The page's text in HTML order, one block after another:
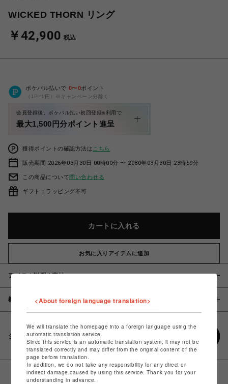
WICKED THORN リング
￥42,900 税込
ポケパル払いで 0〜0ポイント
（1P=1円）※キャンペーン分除く
会員登録後、ポケパル払い初回登録&利用で
最大1,500円分ポイント進呈
獲得ポイントの確認方法は こちら
販売期間 2026年03月30日 00時00分 〜 2080年03月30日 23時59分
この商品について問い合わせる
ギフト：ラッピング不可
カートに入れる
お気に入りアイテムに追加
アイテム説明 / 素材
概要
シェアする
<About foreign language translation>
We will translate the homepage into a foreign language using the
automatic translation service.
Since this service is an automatic translation system, it may not be
translated correctly and may differ from the original content of the
page before translation.
In addition, we do not take any responsibility for any direct or
indirect damage caused by using this service. Thank you for your
understanding in advance.